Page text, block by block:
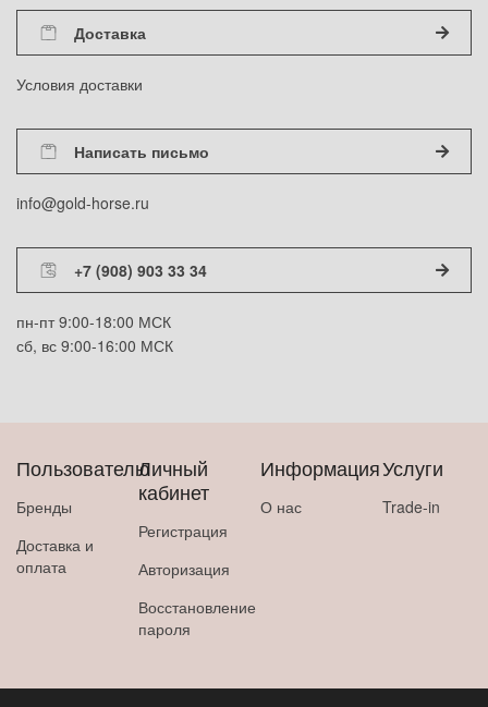
Доставка
Условия доставки
Написать письмо
info@gold-horse.ru
+7 (908) 903 33 34
пн-пт 9:00-18:00 МСК
сб, вс 9:00-16:00 МСК
Пользователю
Бренды
Доставка и
оплата
Личный
кабинет
Регистрация
Авторизация
Восстановление
пароля
Информация
О нас
Услуги
Trade-in